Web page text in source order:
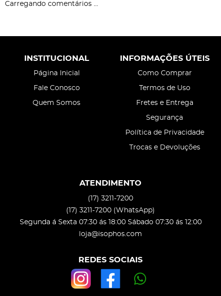
Carregando comentários ...
INSTITUCIONAL
Página Inicial
Fale Conosco
Quem Somos
INFORMAÇÕES ÚTEIS
Como Comprar
Termos de Uso
Fretes e Entrega
Segurança
Política de Privacidade
Trocas e Devoluções
ATENDIMENTO
(17) 3211-7200
(17) 3211-7200 (WhatsApp)
Segunda á Sexta 07:30 ás 18:00 Sábado 07:30 ás 12:00
loja@isophos.com
REDES SOCIAIS